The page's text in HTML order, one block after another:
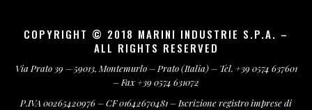
COPYRIGHT © 2018 MARINI INDUSTRIE S.P.A. –
ALL RIGHTS RESERVED
Via Prato 39 – 59013, Montemurlo – Prato (Italia) – Tel. +39 0574 637601
– Fax +39 0574 631072
P.IVA 00265420976 – CF 01642670481 – Iscrizione registro imprese di